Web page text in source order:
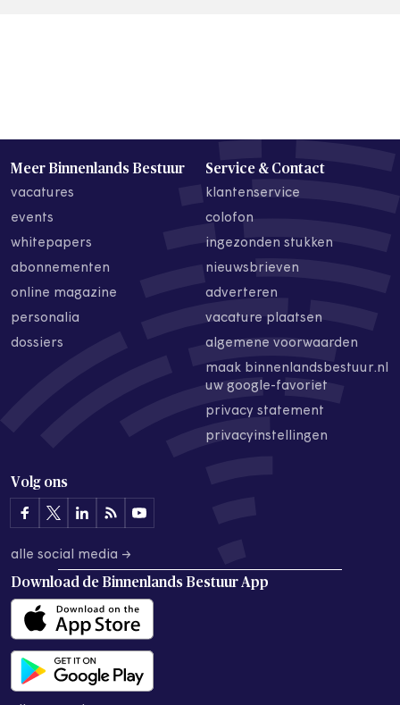
Meer Binnenlands Bestuur
vacatures
events
whitepapers
abonnementen
online magazine
personalia
dossiers
Service & Contact
klantenservice
colofon
ingezonden stukken
nieuwsbrieven
adverteren
vacature plaatsen
algemene voorwaarden
maak binnenlandsbestuur.nl
uw google-favoriet
privacy statement
privacyinstellingen
Volg ons
alle social media →
Download de Binnenlands Bestuur App